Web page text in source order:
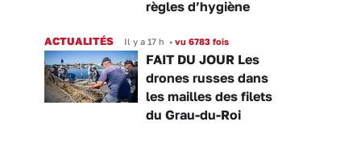
règles d’hygiène
ACTUALITÉS Il y a 17 h • vu 6783 fois
FAIT DU JOUR Les
drones russes dans
les mailles des filets
du Grau-du-Roi